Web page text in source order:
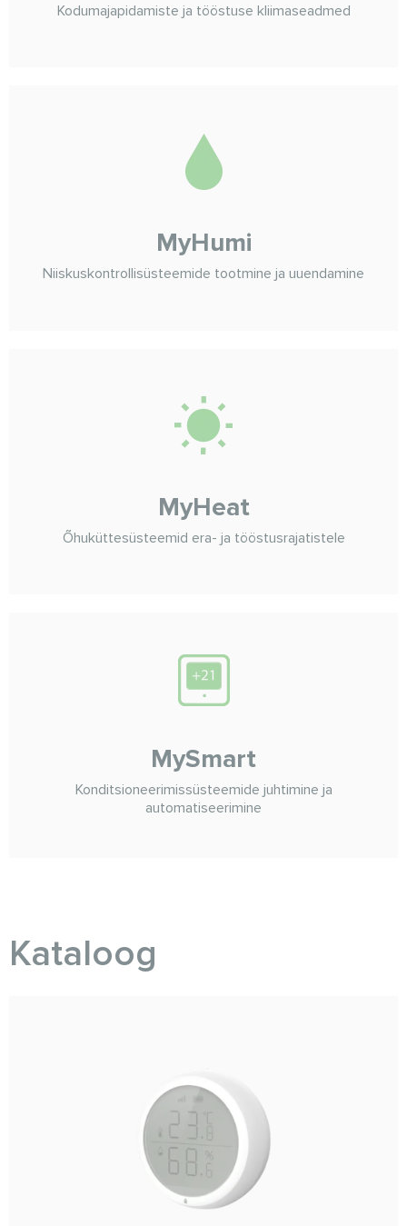
Kodumajapidamiste ja tööstuse kliimaseadmed
MyHumi
Niiskuskontrollisüsteemide tootmine ja uuendamine
MyHeat
Õhuküttesüsteemid era- ja tööstusrajatistele
MySmart
Konditsioneerimissüsteemide juhtimine ja
automatiseerimine
Kataloog